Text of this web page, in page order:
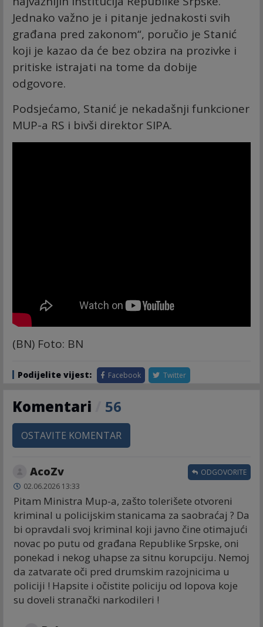
Jednako važno je i pitanje jednakosti svih
građana pred zakonom“, poručio je Stanić
koji je kazao da će bez obzira na prozivke i
pritiske istrajati na tome da dobije
odgovore.
Podsjećamo, Stanić je nekadašnji funkcioner
MUP-a RS i bivši direktor SIPA.
(BN) Foto: BN
Podijelite vijest: Facebook Twitter
Komentari 56
OSTAVITE KOMENTAR
AcoZv
02.06.2026 13:33
Pitam Ministra Mup-a, zašto tolerišete otvoreni
kriminal u policijskim stanicama za saobraćaj ? Da
bi opravdali svoj kriminal koji javno čine otimajući
novac po putu od građana Republike Srpske, oni
ponekad i nekog uhapse za sitnu korupciju. Nemoj
da zatvarate oči pred drumskim razojnicima u
policiji ! Hapsite i očistite policiju od lopova koje
su doveli stranački narkodileri !
ODGOVORITE